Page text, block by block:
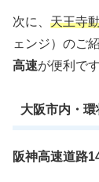
次に、 天王寺
ェンジ）のご
高速が便利です
大阪市内・
阪神高速道路